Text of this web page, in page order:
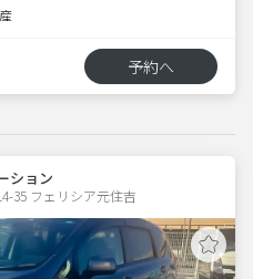
予約へ
ション
35 フェリシア元住吉